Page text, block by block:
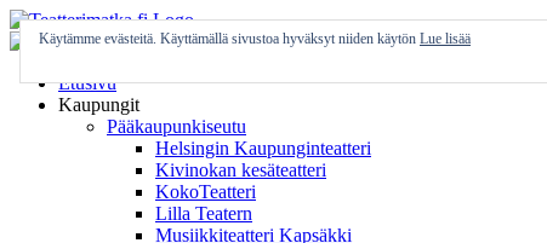
Skip
to
Etusivu
Kaupungit
Pääkaupunkiseutu
Helsingin Kaupunginteatteri
Kivinokan kesäteatteri
KokoTeatteri
Lilla Teatern
Musiikkiteatteri Kapsäkki
Käytämme evästeitä. Käyttämällä sivustoa hyväksyt niiden käytön Lue lisää